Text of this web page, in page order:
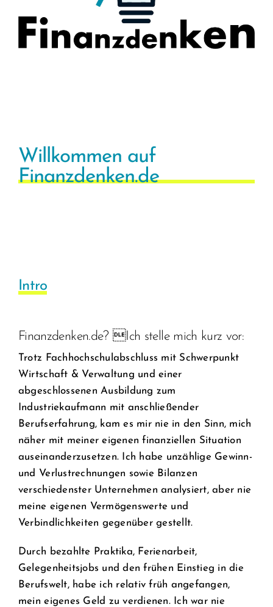
Willkommen auf
Finanzdenken.de
Intro
Finanzdenken.de? Ich stelle mich kurz vor:
Trotz Fachhochschulabschluss mit Schwerpunkt
Wirtschaft & Verwaltung und einer
abgeschlossenen Ausbildung zum
Industriekaufmann mit anschließender
Berufserfahrung, kam es mir nie in den Sinn, mich
näher mit meiner eigenen finanziellen Situation
auseinanderzusetzen. Ich habe unzählige Gewinn-
und Verlustrechnungen sowie Bilanzen
verschiedenster Unternehmen analysiert, aber nie
meine eigenen Vermögenswerte und
Verbindlichkeiten gegenüber gestellt.
Durch bezahlte Praktika, Ferienarbeit,
Gelegenheitsjobs und den frühen Einstieg in die
Berufswelt, habe ich relativ früh angefangen,
mein eigenes Geld zu verdienen. Ich war nie